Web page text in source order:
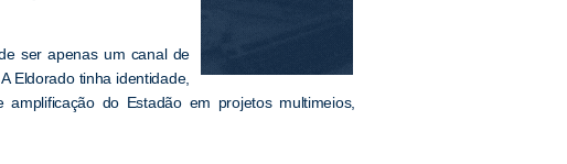
ser apenas um canal de
Eldorado tinha identidade,
do Estadão em projetos multimeios,